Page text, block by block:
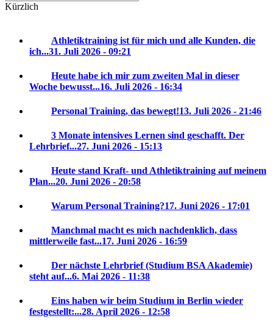
Kürzlich
Athletiktraining ist für mich und alle Kunden, die
ich...31. Juli 2026 - 09:21
Heute habe ich mir zum zweiten Mal in dieser
Woche bewusst...16. Juli 2026 - 16:34
Personal Training, das bewegt!13. Juli 2026 - 21:46
3 Monate intensives Lernen sind geschafft. Der
Lehrbrief...27. Juni 2026 - 15:13
Heute stand Kraft- und Athletiktraining auf meinem
Plan...20. Juni 2026 - 20:58
Warum Personal Training?17. Juni 2026 - 17:01
Manchmal macht es mich nachdenklich, dass
mittlerweile fast...17. Juni 2026 - 16:59
Der nächste Lehrbrief (Studium BSA Akademie)
steht auf...6. Mai 2026 - 11:38
Eins haben wir beim Studium in Berlin wieder
festgestellt:...28. April 2026 - 12:58